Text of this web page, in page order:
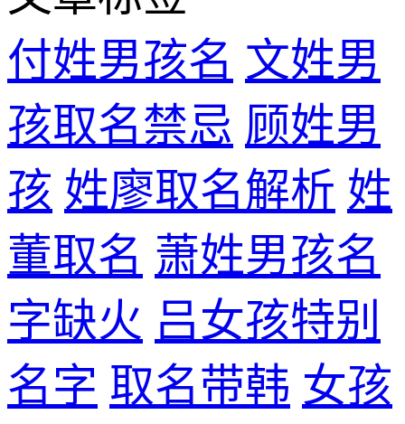
付姓男孩名 文姓男
孩取名禁忌 顾姓男
孩 姓廖取名解析 姓
董取名 萧姓男孩名
字缺火 吕女孩特别
名字 取名带韩 女孩